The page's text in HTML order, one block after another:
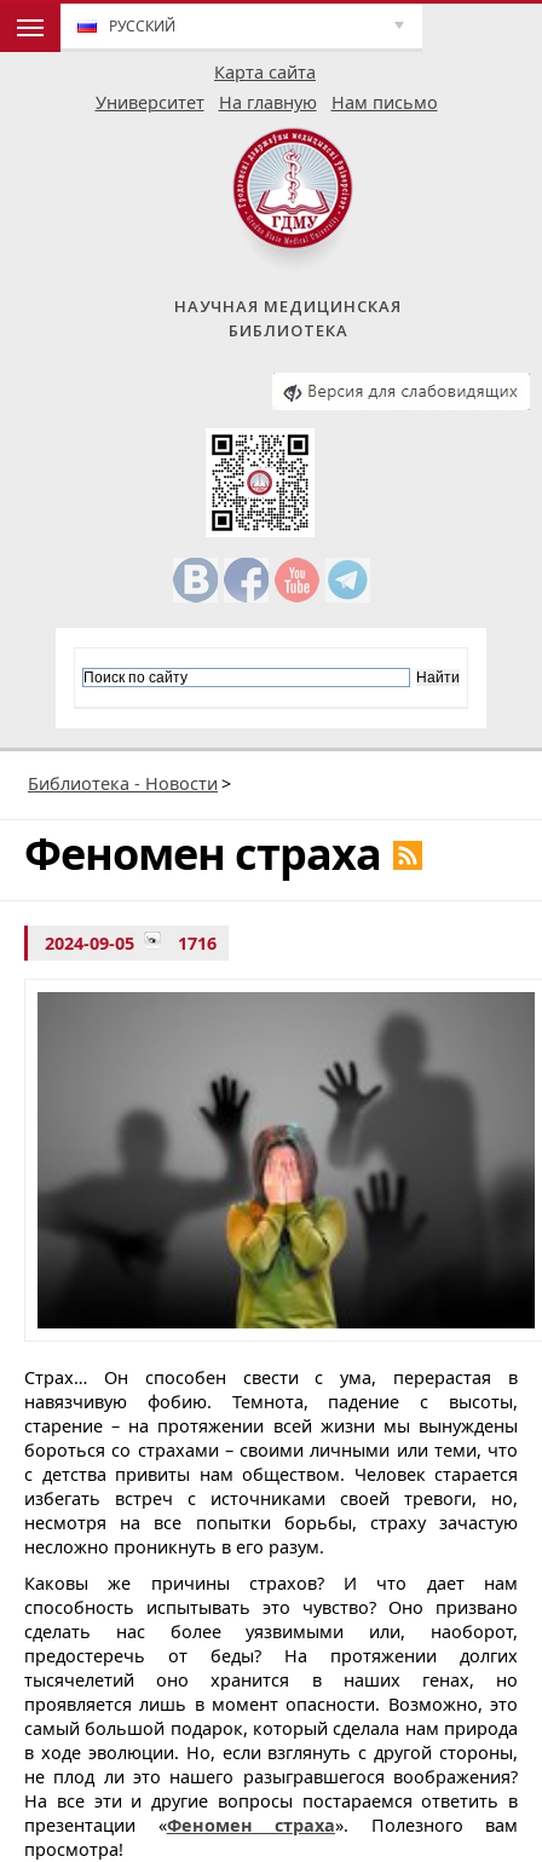
Карта сайта
РУССКИЙ
Университет На главную Нам письмо
НАУЧНАЯ МЕДИЦИНСКАЯ
БИБЛИОТЕКА
Библиотека - Новости >
Феномен страха
2024-09-05 1716
Страх… Он способен свести с ума, перерастая в
навязчивую фобию. Темнота, падение с высоты,
старение – на протяжении всей жизни мы вынуждены
бороться со страхами – своими личными или теми, что
с детства привиты нам обществом. Человек старается
избегать встреч с источниками своей тревоги, но,
несмотря на все попытки борьбы, страху зачастую
несложно проникнуть в его разум.
Каковы же причины страхов? И что дает нам
способность испытывать это чувство? Оно призвано
сделать нас более уязвимыми или, наоборот,
предостеречь от беды? На протяжении долгих
тысячелетий оно хранится в наших генах, но
проявляется лишь в момент опасности. Возможно, это
самый большой подарок, который сделала нам природа
в ходе эволюции. Но, если взглянуть с другой стороны,
не плод ли это нашего разыгравшегося воображения?
На все эти и другие вопросы постараемся ответить в
презентации «Феномен страха». Полезного вам
просмотра!